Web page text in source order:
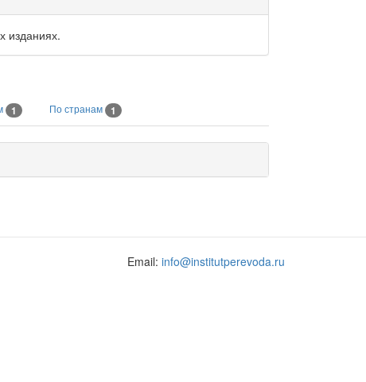
изданиях.
1 По странам 1
Email: info@institutperevoda.ru